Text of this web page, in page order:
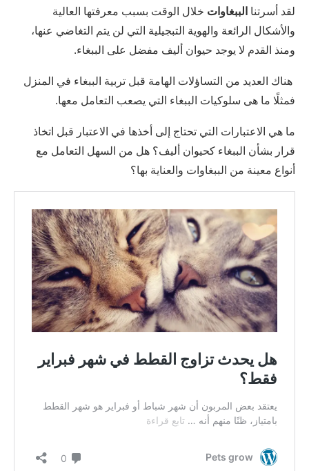
لقد أسرتنا الببغاوات خلال الوقت بسبب معرفتها العالية
والأشكال الرائعة والهوية التبجيلية التي لن يتم التغاضي عنها،
ومنذ القدم لا يوجد حيوان أليف مفضل على الببغاء.
هناك العديد من التساؤلات الهامة قبل تربية الببغاء في المنزل
فمثلًا ما هى سلوكيات الببغاء التي يصعب التعامل معها.
ما هي الاعتبارات التي تحتاج إلى أخذها في الاعتبار قبل اتخاذ
قرار بشأن الببغاء كحيوان أليف؟ هل من السهل التعامل مع
أنواع معينة من الببغاوات والعناية بها؟